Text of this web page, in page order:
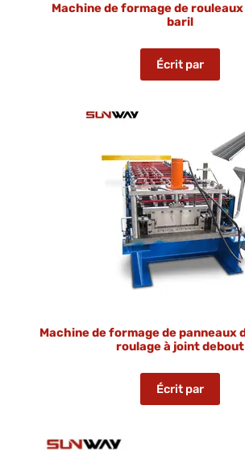
Machine de formage de
baril
Écrit par
Machine de formage de panneaux
roulage à joint debout
Écrit par